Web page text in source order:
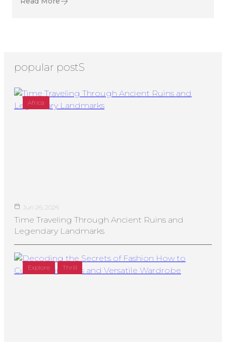
popular postS
Africa
Jun 26, 2026
Time Traveling Through Ancient Ruins and
Legendary Landmarks
Explore Thrill